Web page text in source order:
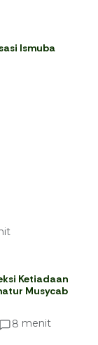
Ismuba
Ketiadaan
Musycab
8 menit